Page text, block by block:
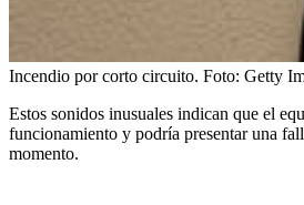
Incendio por corto circuito. Foto: Getty
Estos sonidos inusuales indican que el
funcionamiento y podría presentar una
momento.